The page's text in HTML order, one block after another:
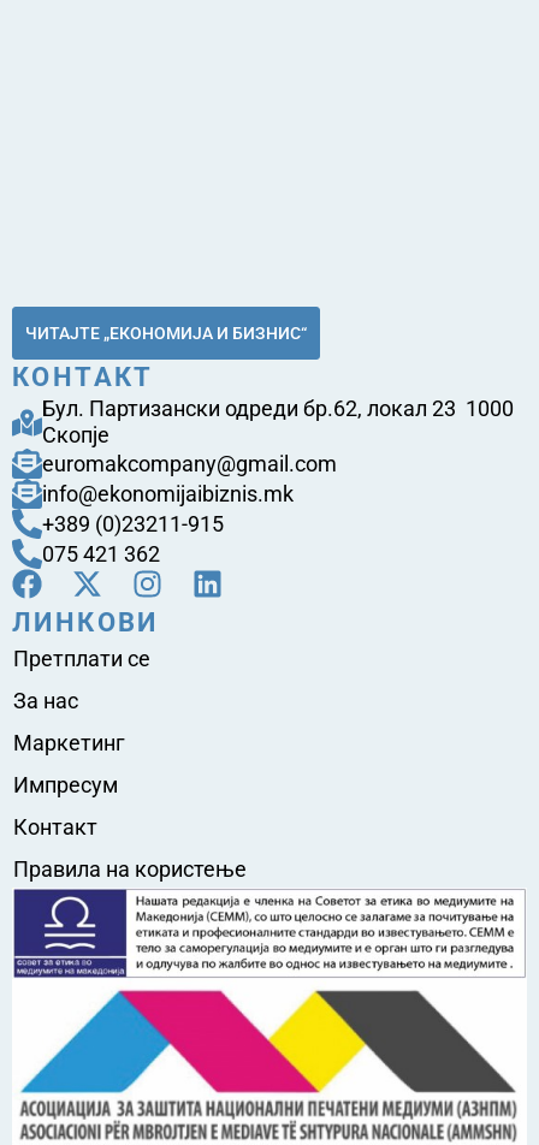
ЧИТАЈТЕ „ЕКОНОМИЈА И БИЗНИС“
КОНТАКТ
Бул. Партизански одреди бр.62, локал 23 1000
Скопје
euromakcompany@gmail.com
info@ekonomijaibiznis.mk
+389 (0)23211-915
075 421 362
ЛИНКОВИ
Претплати се
За нас
Маркетинг
Импресум
Контакт
Правила на користење